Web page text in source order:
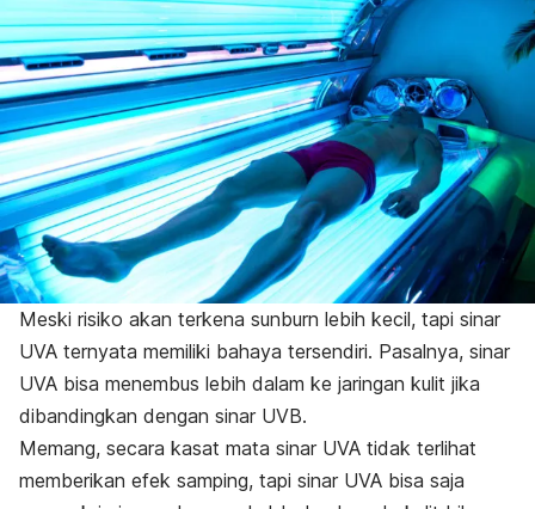
Meski risiko akan terkena sunburn lebih kecil, tapi sinar
UVA ternyata memiliki bahaya tersendiri. Pasalnya, sinar
UVA bisa menembus lebih dalam ke jaringan kulit jika
dibandingkan dengan sinar UVB.
Memang, secara kasat mata sinar UVA tidak terlihat
memberikan efek samping, tapi sinar UVA bisa saja